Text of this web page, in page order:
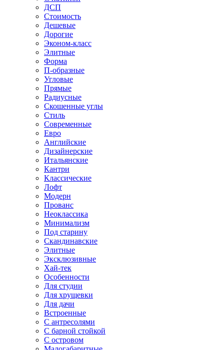
ДСП
Стоимость
Дешевые
Дорогие
Эконом-класс
Элитные
Форма
П-образные
Угловые
Прямые
Радиусные
Скошенные углы
Стиль
Современные
Евро
Английские
Дизайнерские
Итальянские
Кантри
Классические
Лофт
Модерн
Прованс
Неоклассика
Минимализм
Под старину
Скандинавские
Элитные
Эксклюзивные
Хай-тек
Особенности
Для студии
Для хрущевки
Для дачи
Встроенные
С антресолями
С барной стойкой
С островом